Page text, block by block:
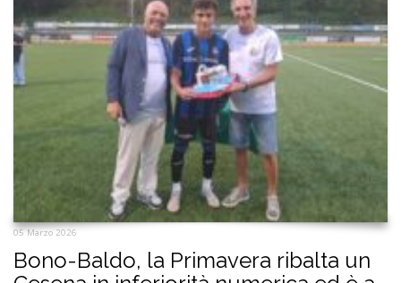
05 Marzo 2026
Bono-Baldo, la Primavera ribalta un